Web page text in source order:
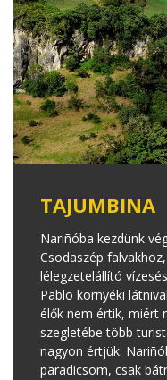
TAJUMBINA
Nariñóba kezdünk
Csodaszép
lélegzetelállító
Pablo környéki
élők nem értik, miért
szegletébe több
nagyon értjük.
paradicsom, csak